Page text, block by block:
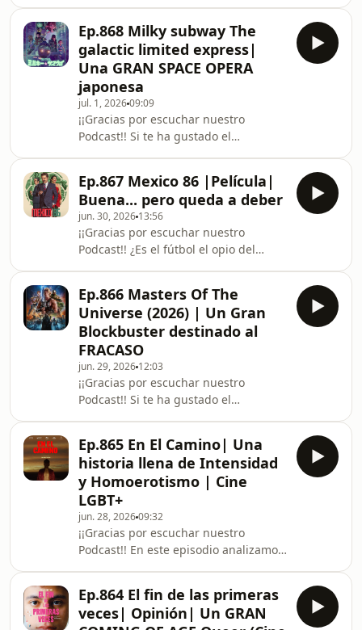
suscribirte y a reventar el botón de
Like. Síguenos en Twitch para que no
te pi
sobre cómo las historias
independientes están desafiando la
hegemonía de las grandes
franquicias y blockbusters en la
cartelera actual. Si te ha gustado el
programa te invitamos a suscribirte y
a reventar el botón de Like. Síguenos
en Twitch para que no te
Ep.868 Milky subway The
galactic limited express|
Una GRAN SPACE OPERA
japonesa
jul. 1, 202609:09
¡¡Gracias por escuchar nuestro
Podcast!! Si te ha gustado el
analizamos Milky Way: Galactic
Limited Express, una fascinante
propuesta de animación japonesa
que ha llegado a Netflix. Hablamos de
su narrativa, sus personajes y por qué
este mediometraje de ciencia ficción
es un acierto total. Síguenos en
Twitch para que no te p
Ep.867 Mexico 86 |Película|
Buena... pero queda a deber
jun. 30, 2026 13:56
¡¡Gracias por escuchar nuestro
Podcast!! ¿Es el fútbol el opio del
Ripstein sobre el Mundial del 86, una
obra que intenta capturar la esencia
de un país marcado por el deporte, la
política y la corrupción. Déjanos tu
opinión en los comentarios. Si te ha
gustado el programa te invitamos a
suscribirte y a reventar el botón de L
Ep.866 Masters Of The
Universe (2026) | Un Gran
Blockbuster destinado al
FRACASO
jun. 29, 2026 12:03
¡¡Gracias por escuchar nuestro
Podcast!! Si te ha gustado el
analizamos la nueva película de
Masters of the Universe, un
blockbuster que nos ha sorprendido
gratamente por su factura técnica y
cariño, a pesar de su mal rendimiento
en taquilla. ¿Por qué no ha conectado
con el público actual? Lo comentamos.
Síguenos en Twitch par
Ep.865 En El Camino| Una
historia llena de Intensidad
y Homoerotismo | Cine
LGBT+
jun. 28, 202609:32
¡¡Gracias por escuchar nuestro
Podcast!! En este episodio analizamos
sobre su potente propuesta visual, las
actuaciones de Víctor Prieto y Osvaldo
Ep.864 El fin de las primeras
veces| Opinión| Un GRAN